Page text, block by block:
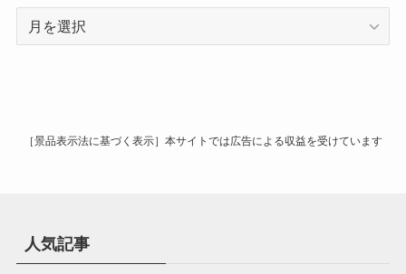
［景品表示法に基づく表示］本サイトでは広告による収益を受けています
人気記事